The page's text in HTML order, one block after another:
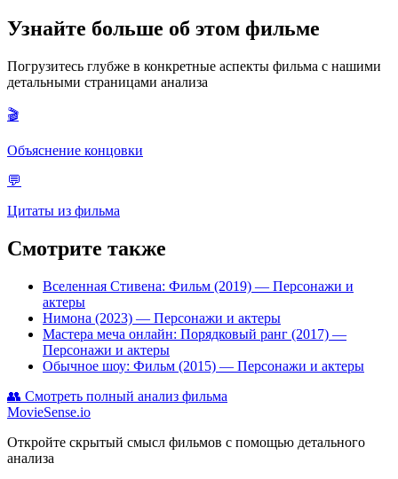
Узнайте больше об этом фильме
Погрузитесь глубже в конкретные аспекты фильма с нашими
детальными страницами анализа
🎬
Объяснение концовки
💬
Цитаты из фильма
Смотрите также
Вселенная Стивена: Фильм (2019) — Персонажи и
актеры
Нимона (2023) — Персонажи и актеры
Мастера меча онлайн: Порядковый ранг (2017) —
Персонажи и актеры
Обычное шоу: Фильм (2015) — Персонажи и актеры
👥 Смотреть полный анализ фильма
MovieSense.io
Откройте скрытый смысл фильмов с помощью детального
анализа